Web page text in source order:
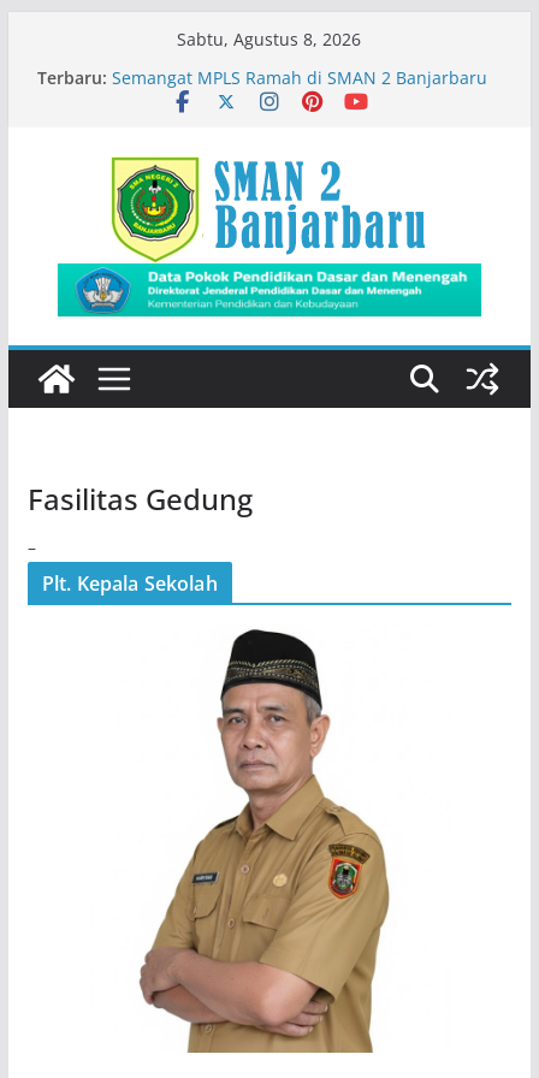
Sabtu, Agustus 8, 2026
Terbaru: Semangat MPLS Ramah di SMAN 2 Banjarbaru
Kemeriahan Road Tour DBL 2026
Siswa SMADA Belajar Seru Bareng Dosen Biologi
FMIPA ULM
Fasilitas Gedung
–
Plt. Kepala Sekolah